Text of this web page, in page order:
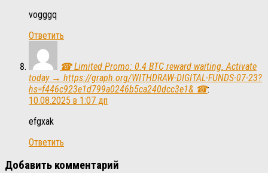
vogggq
Ответить
☎ Limited Promo: 0.4 BTC reward waiting. Activate
today → https://graph.org/WITHDRAW-DIGITAL-FUNDS-07-23?
hs=f446c923e1d799a0246b5ca240dcc3e1& ☎:
10.08.2025 в 1:07 дп
efgxak
Ответить
Добавить комментарий